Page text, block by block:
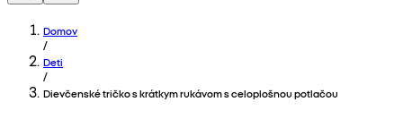
Domov
/
Deti
/
Dievčenské tričko s krátkym rukávom s celoplošnou potlačou